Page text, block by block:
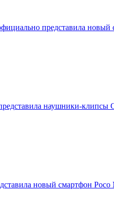
представила
наушники-клипсы
новый смартфон